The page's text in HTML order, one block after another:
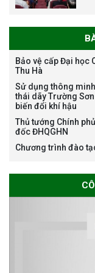
Bảo vệ cấp Đại học
Thu Hà
Sử dụng thông
thái dãy Trường
biến đổi khí hậu
Thủ tướng Chính
đốc ĐHQGHN
Chương trình đào